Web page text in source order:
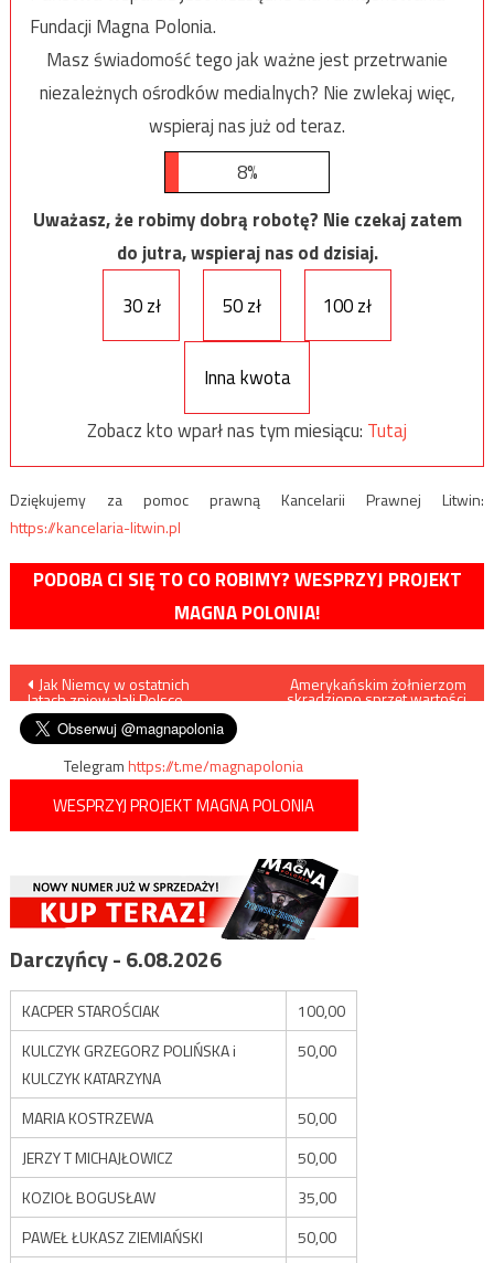
Fundacji Magna Polonia.
Masz świadomość tego jak ważne jest przetrwanie
niezależnych ośrodków medialnych? Nie zwlekaj więc,
wspieraj nas już od teraz.
8%
Uważasz, że robimy dobrą robotę? Nie czekaj zatem
do jutra, wspieraj nas od dzisiaj.
30 zł
50 zł 100 zł
Inna kwota
Zobacz kto wparł nas tym miesiącu: Tutaj
Dziękujemy za pomoc prawną Kancelarii Prawnej Litwin:
https://kancelaria-litwin.pl
PODOBA CI SIĘ TO CO ROBIMY? WESPRZYJ PROJEKT
MAGNA POLONIA!
Nawigacja
wpisu
Jak Niemcy w ostatnich
latach zniewalali Polsce
Amerykańskim żołnierzom
skradziono sprzęt wartości
Telegramhttps://t.me/magnapolonia
WESPRZYJ PROJEKT MAGNA POLONIA
Darczyńcy - 6.08.2026
KACPER STAROŚCIAK
100,00
KULCZYK GRZEGORZ POLIŃSKA i
KULCZYK KATARZYNA
50,00
MARIA KOSTRZEWA
50,00
JERZY T MICHAJŁOWICZ
50,00
KOZIOŁ BOGUSŁAW
35,00
PAWEŁ ŁUKASZ ZIEMIAŃSKI
50,00